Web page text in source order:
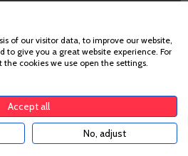
-10%
8,90 €
8,01 €
Te sale a 10,68 €/l
de edad?
debes tener la edad legal de
lo cual es suficiente para
si tienes más de18años
of our visitor data, to improve our website,
to give you a great website experience. For
cookies we use open the settings.
Accept all
No, adjust